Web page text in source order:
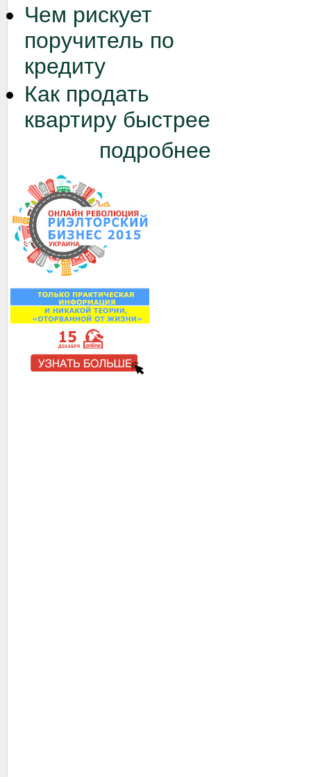
Чем рискует
поручитель по
кредиту
Как продать
квартиру быстрее
подробнее